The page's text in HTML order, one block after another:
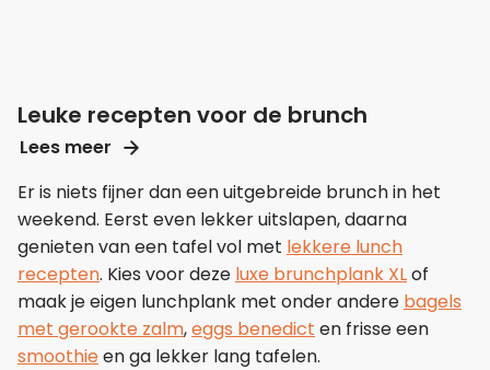
Leuke recepten voor de brunch
Lees meer
Er is niets fijner dan een uitgebreide brunch in het
weekend. Eerst even lekker uitslapen, daarna
genieten van een tafel vol met lekkere lunch
recepten. Kies voor deze luxe brunchplank XLof
maak je eigen lunchplank met onder andere bagels
met gerookte zalm,eggs benedict en frisse een
smoothieen ga lekker lang tafelen.